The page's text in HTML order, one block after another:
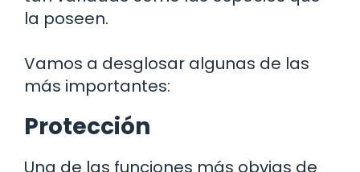
la poseen.
Vamos a desglosar algunas de las
más importantes:
Protección
Una de las funciones más obvias de